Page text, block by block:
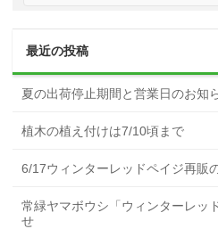
最近の投稿
夏の出荷停止期間と営業日のお知
植木の植え付けは7/10頃まで
6/17ウィンターレッドペイジ再販
常緑ヤマボウシ「ウィンターレッ
せ